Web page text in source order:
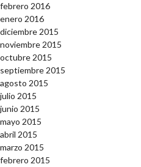
febrero 2016
enero 2016
diciembre 2015
noviembre 2015
octubre 2015
septiembre 2015
agosto 2015
julio 2015
junio 2015
mayo 2015
abril 2015
marzo 2015
febrero 2015